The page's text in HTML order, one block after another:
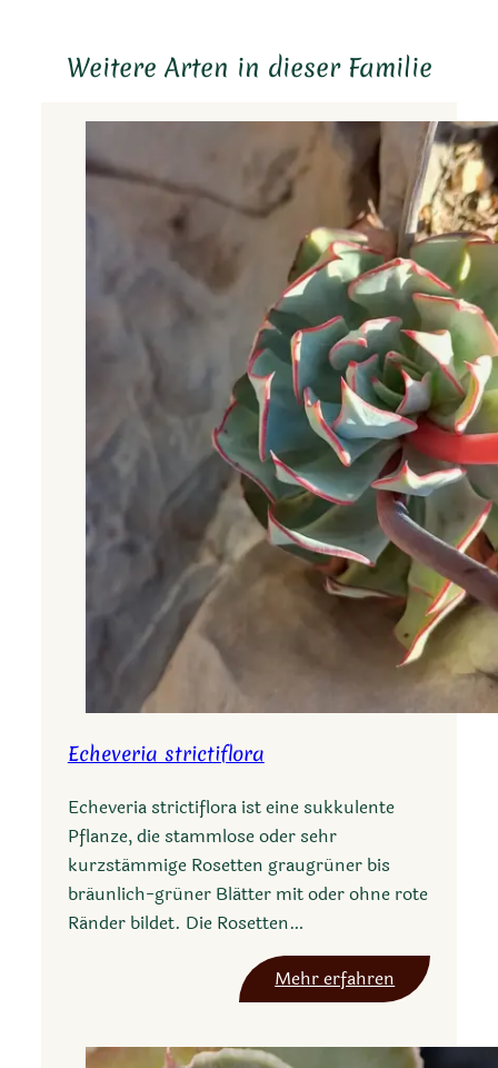
Weitere Arten in dieser Familie
Echeveria strictiflora
Echeveria strictiflora ist eine sukkulente
Pflanze, die stammlose oder sehr
kurzstämmige Rosetten graugrüner bis
bräunlich-grüner Blätter mit oder ohne rote
Ränder bildet. Die Rosetten…
Mehr erfahren
E